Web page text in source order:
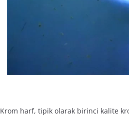
Krom harf, tipik olarak birinci kalite